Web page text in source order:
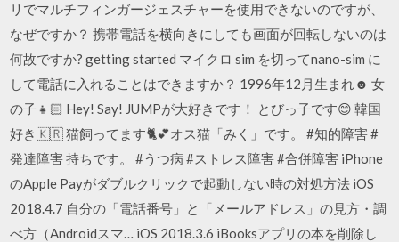
リでマルチフィンガージェスチャーを使用できないのですが、
なぜですか？ 携帯電話を横向きにしても画面が回転しないのは
何故ですか? getting started マイクロ sim を切ってnano-sim に
して電話に入れることはできますか？ 1996年12月生まれ☻ 女
の子👧🏻 Hey! Say! JUMPが大好きです！ とびっ子です😊 韓国
好き🇰🇷 猫飼ってます🐈💕オス猫「みく」です。 #知的障害 #
発達障害 持ちです。 #うつ病 #ストレス障害 #合併障害 iPhone
のApple Payがダブルクリックで起動しない時の対処方法 iOS
2018.4.7 自分の「電話番号」と「メールアドレス」の見方・調
べ方（Androidスマ… iOS 2018.3.6 iBooksアプリの本を削除し